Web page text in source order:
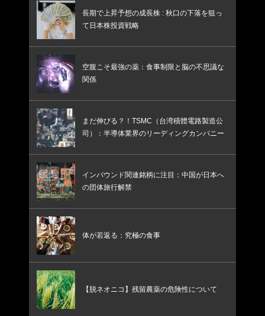
長期で上昇予想の成長株 : 秋口の下落を狙っ
て日本株投資戦略
空腹こそ最強の薬：食事制限と脳の不思議な
関係
まだ伸びる？！TSMC（台湾積體電路製造公
司）：半導体業界のリーディングカンパニー
インバウンド関連銘柄に注目：中国が日本へ
の団体旅行解禁
体が若返る：究極の食事
【脱ネオニコ】残留農薬の危険性について